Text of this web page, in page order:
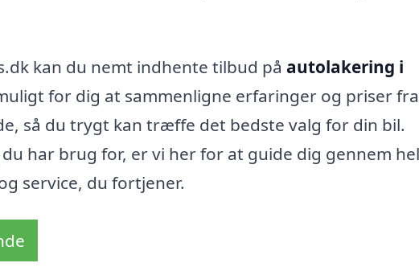
kan du nemt indhente tilbud på autolakering i
for dig at sammenligne erfaringer og priser fra
så du trygt kan træffe det bedste valg for din bil.
har brug for, er vi her for at guide dig gennem
service, du fortjener.